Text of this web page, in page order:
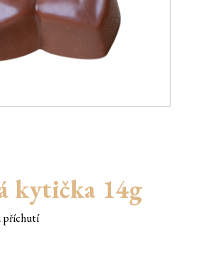
kytička 14g
příchutí